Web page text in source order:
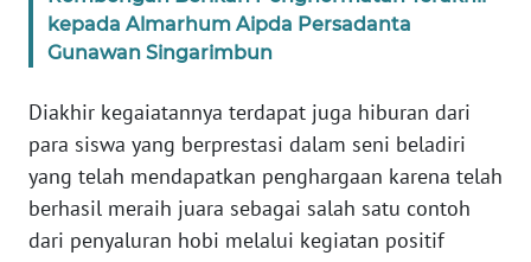
kepada Almarhum Aipda Persadanta
Gunawan Singarimbun
Diakhir kegaiatannya terdapat juga hiburan dari
para siswa yang berprestasi dalam seni beladiri
yang telah mendapatkan penghargaan karena telah
berhasil meraih juara sebagai salah satu contoh
dari penyaluran hobi melalui kegiatan positif
WN
WN
WN
KALTIM